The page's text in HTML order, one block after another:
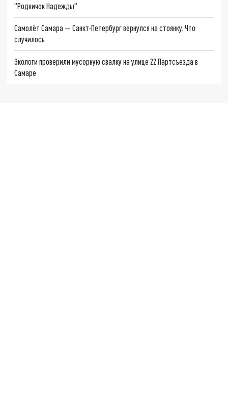
"Родничок Надежды"
Самолёт Самара — Санкт-Петербург вернулся на стоянку. Что
случилось
Экологи проверили мусорную свалку на улице 22 Партсъезда в
Самаре